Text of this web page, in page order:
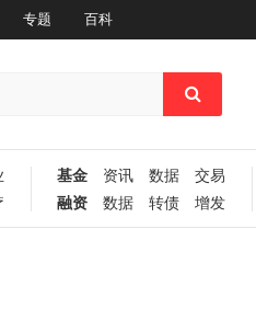
专题 百科
基金 资讯 数据
交易
融资
数据 转债 增发